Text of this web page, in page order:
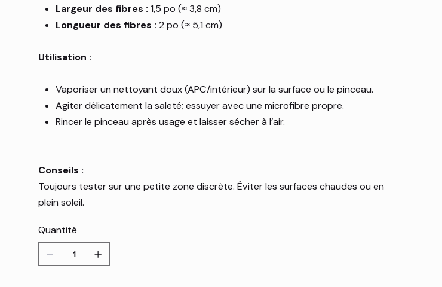
Largeur des fibres : 1,5 po (≈ 3,8 cm)
Longueur des fibres : 2 po (≈ 5,1 cm)
Utilisation :
Vaporiser un nettoyant doux (APC/intérieur) sur la surface ou le pinceau.
Agiter délicatement la saleté; essuyer avec une microfibre propre.
Rincer le pinceau après usage et laisser sécher à l’air.
Conseils :
Toujours tester sur une petite zone discrète. Éviter les surfaces chaudes ou en
plein soleil.
Quantité